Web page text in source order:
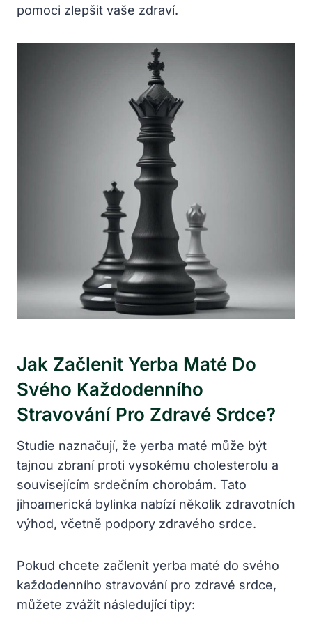
pomoci zlepšit vaše zdraví.
Jak Začlenit Yerba Maté Do
Svého Každodenního
Stravování Pro Zdravé Srdce?
Studie naznačují, že yerba maté může být
tajnou zbraní proti vysokému cholesterolu a
souvisejícím srdečním chorobám. Tato
jihoamerická bylinka nabízí několik zdravotních
výhod, včetně podpory zdravého srdce.
Pokud chcete začlenit yerba maté do svého
každodenního stravování pro zdravé srdce,
můžete zvážit následující tipy: